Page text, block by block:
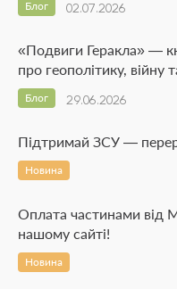
02.07.2026
Блог
«Подвиги Геракла» —
про геополітику, війну
29.06.2026
Блог
Підтримай ЗСУ —
Новина
Оплата частинами від
нашому сайті!
Новина